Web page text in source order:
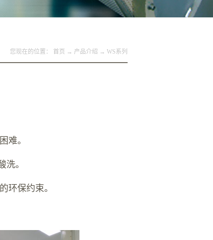
您现在的位置： 首页 → 产品介绍 → WS系列
。
。
保约束。